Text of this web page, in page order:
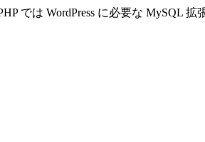
では WordPress に必要な MySQL